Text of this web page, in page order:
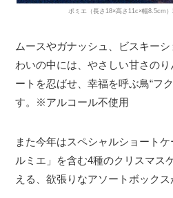
ポミエ（長さ18×高さ11c×幅8.5cm
ムースやガナッシュ、ビスキー
わいの中には、やさしい甘さの
ートを忍ばせ、幸福を呼ぶ鳥“フ
す。※アルコール不使用
また今年はスペシャルショート
ルミエ」を含む4種のクリスマス
える、欲張りなアソートボックス